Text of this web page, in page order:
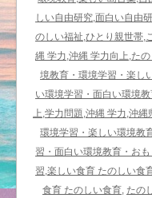
花々
は
少
な
い
け
れ
ど
楽
し
しい自由研究,面白い自由
のしい福祉,ひとり親世帯,
縄 学力,沖縄 学力向上,た
境教育・環境学習・楽し
い環境学習・面白い環境
上,学力問題,沖縄 学力,沖
環境学習・楽しい環境教
習・面白い環境教育・お
習,楽しい食育 たのしい食
食育 たのしい食育, たの